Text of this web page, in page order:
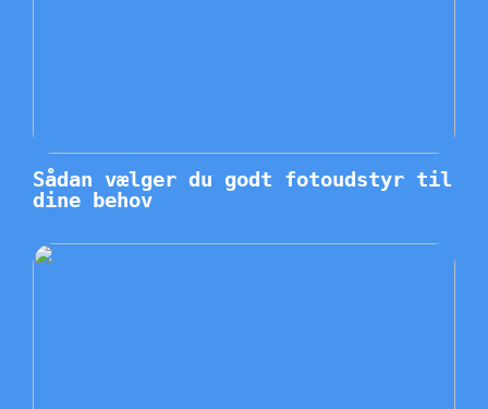
Sådan vælger du godt fotoudstyr til
dine behov